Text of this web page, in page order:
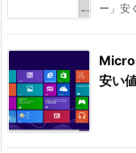
ー」安
安い